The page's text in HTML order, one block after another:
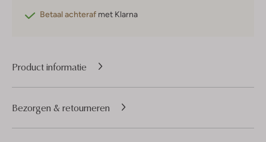
Betaal achteraf met Klarna
Product informatie
Bezorgen & retourneren